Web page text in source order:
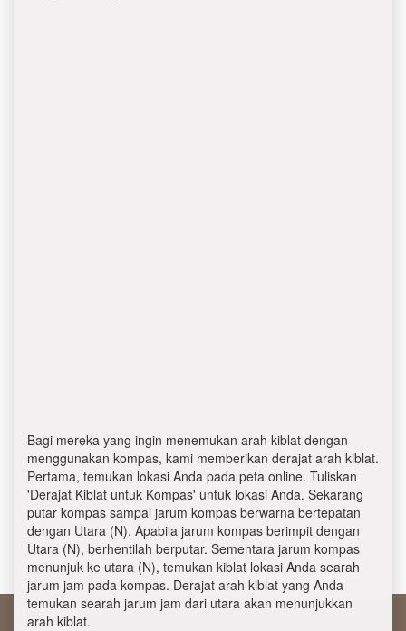
Bagi mereka yang ingin menemukan arah kiblat dengan
menggunakan kompas, kami memberikan derajat arah kiblat.
Pertama, temukan lokasi Anda pada peta online. Tuliskan
'Derajat Kiblat untuk Kompas' untuk lokasi Anda. Sekarang
putar kompas sampai jarum kompas berwarna bertepatan
dengan Utara (N). Apabila jarum kompas berimpit dengan
Utara (N), berhentilah berputar. Sementara jarum kompas
menunjuk ke utara (N), temukan kiblat lokasi Anda searah
jarum jam pada kompas. Derajat arah kiblat yang Anda
temukan searah jarum jam dari utara akan menunjukkan
arah kiblat.